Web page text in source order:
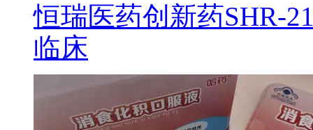
恒瑞医药创新药SHR-
临床